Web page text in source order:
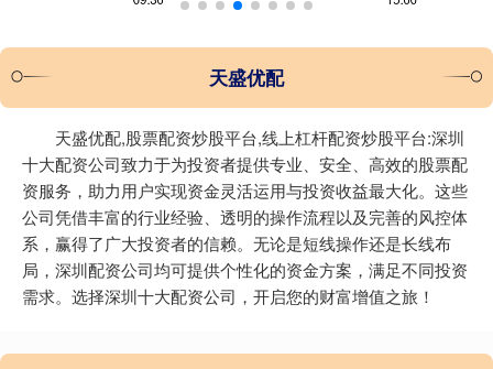
天盛优配
天盛优配,股票配资炒股平台,线上杠杆配资炒股平台:深圳
十大配资公司致力于为投资者提供专业、安全、高效的股票配
资服务，助力用户实现资金灵活运用与投资收益最大化。这些
公司凭借丰富的行业经验、透明的操作流程以及完善的风控体
系，赢得了广大投资者的信赖。无论是短线操作还是长线布
局，深圳配资公司均可提供个性化的资金方案，满足不同投资
需求。选择深圳十大配资公司，开启您的财富增值之旅！